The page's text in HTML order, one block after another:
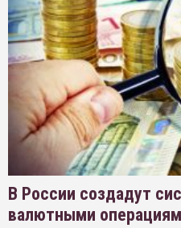
В России создадут
валютными